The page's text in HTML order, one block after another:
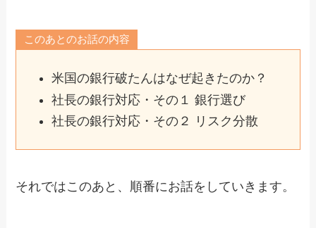
このあとのお話の内容
米国の銀行破たんはなぜ起きたのか？
社長の銀行対応・その１ 銀行選び
社長の銀行対応・その２ リスク分散
それではこのあと、順番にお話をしていきます。